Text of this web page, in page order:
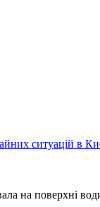
ситуацій в
на поверхні